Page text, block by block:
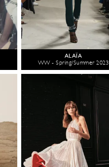
ALAÏA
WW - Spring/Summer 2023